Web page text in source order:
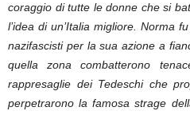
coraggio di tutte le donne che si
l’idea di un’Italia migliore. Norma
nazifascisti per la sua azione a
quella zona combatterono
rappresaglie dei Tedeschi che
perpetrarono la famosa strage